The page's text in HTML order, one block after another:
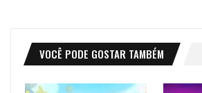
VOCÊ PODE GOSTAR TAMBÉM